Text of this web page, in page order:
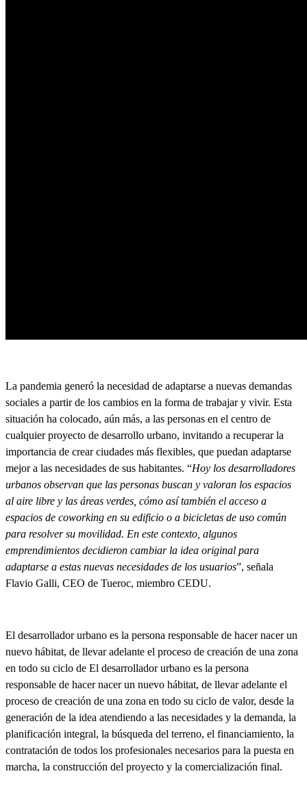
La pandemia generó la necesidad de adaptarse a nuevas demandas
sociales a partir de los cambios en la forma de trabajar y vivir. Esta
situación ha colocado, aún más, a las personas en el centro de
cualquier proyecto de desarrollo urbano, invitando a recuperar la
importancia de crear ciudades más flexibles, que puedan adaptarse
mejor a las necesidades de sus habitantes. “Hoy los desarrolladores
urbanos observan que las personas buscan y valoran los espacios
al aire libre y las áreas verdes, cómo así también el acceso a
espacios de coworking en su edificio o a bicicletas de uso común
para resolver su movilidad. En este contexto, algunos
emprendimientos decidieron cambiar la idea original para
adaptarse a estas nuevas necesidades de los usuarios”, señala
Flavio Galli, CEO de Tueroc, miembro CEDU.
El desarrollador urbano es la persona responsable de hacer nacer un
nuevo hábitat, de llevar adelante el proceso de creación de una zona
en todo su ciclo de El desarrollador urbano es la persona
responsable de hacer nacer un nuevo hábitat, de llevar adelante el
proceso de creación de una zona en todo su ciclo de valor, desde la
generación de la idea atendiendo a las necesidades y la demanda, la
planificación integral, la búsqueda del terreno, el financiamiento, la
contratación de todos los profesionales necesarios para la puesta en
marcha, la construcción del proyecto y la comercialización final.